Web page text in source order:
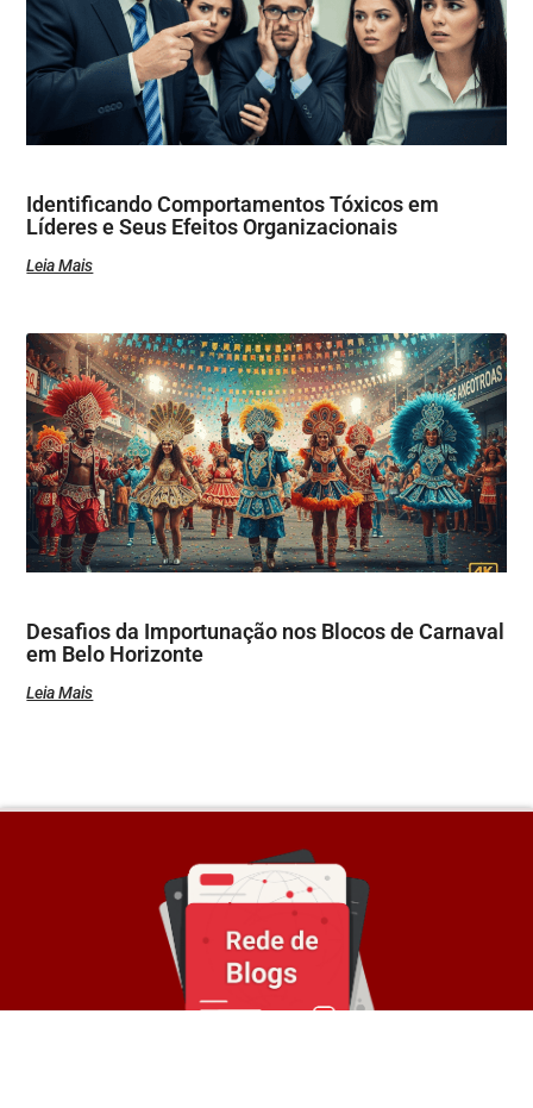
Identificando Comportamentos Tóxicos em
Líderes e Seus Efeitos Organizacionais
Leia Mais
Desafios da Importunação nos Blocos de Carnaval
em Belo Horizonte
Leia Mais